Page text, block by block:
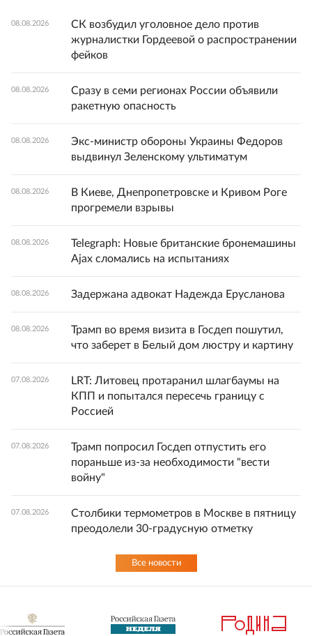
08.08.2026
СК возбудил уголовное дело против
журналистки Гордеевой о распространении
фейков
08.08.2026
Сразу в семи регионах России объявили
ракетную опасность
08.08.2026
Экс-министр обороны Украины Федоров
выдвинул Зеленскому ультиматум
08.08.2026
В Киеве, Днепропетровске и Кривом Роге
прогремели взрывы
08.08.2026
Telegraph: Новые британские бронемашины
Ajax сломались на испытаниях
08.08.2026 Задержана адвокат Надежда Ерусланова
08.08.2026
Трамп во время визита в Госдеп пошутил,
что заберет в Белый дом люстру и картину
07.08.2026
LRT: Литовец протаранил шлагбаумы на
КПП и попытался пересечь границу с
Россией
07.08.2026
Трамп попросил Госдеп отпустить его
пораньше из-за необходимости "вести
войну"
07.08.2026
Столбики термометров в Москве в пятницу
преодолели 30-градусную отметку
Все новости